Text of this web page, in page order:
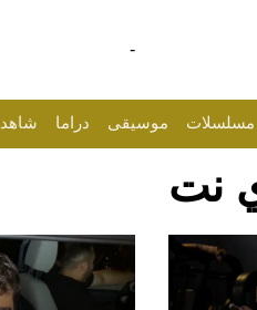
-
مسلسلات موسيقى دراما شاهد
نت